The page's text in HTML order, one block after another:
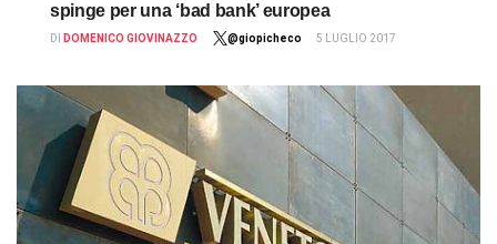
spinge per una ‘bad bank’ europea
DI DOMENICO GIOVINAZZO @giopicheco 5 LUGLIO 2017